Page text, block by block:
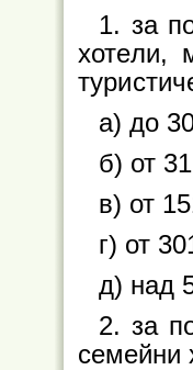
1. за
хотели,
а) до
б) от
в) от
г) от
д) над
2. за
семейни